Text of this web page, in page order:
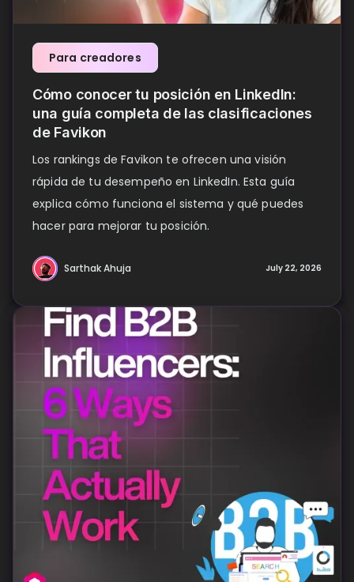
Para creadores
Cómo conocer tu posición en LinkedIn:
una guía completa de las clasificaciones
de Favikon
Los rankings de Favikon te ofrecen una visión
rápida de tu desempeño en LinkedIn. Esta guía
explica cómo funciona el sistema y qué puedes
hacer para mejorar tu posición.
Sarthak Ahuja July 22, 2026